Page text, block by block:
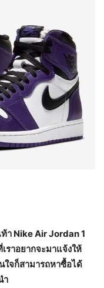
า Nike Air Jordan 1
เราอยากจะมาแจ้งให้
ใจก็สามารถหาซื้อได้
ำ